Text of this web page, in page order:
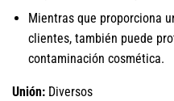
Mientras que proporciona
clientes, también puede
contaminación cosmética.
Unión: Diversos